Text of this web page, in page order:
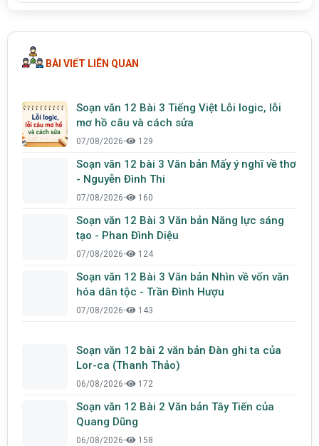
BÀI VIẾT LIÊN QUAN
Soạn văn 12 Bài 3 Tiếng Việt Lỗi logic, lỗi
mơ hồ câu và cách sửa
07/08/2026• 129
Soạn văn 12 bài 3 Văn bản Mấy ý nghĩ về thơ
- Nguyễn Đình Thi
07/08/2026• 160
Soạn văn 12 Bài 3 Văn bản Năng lực sáng
tạo - Phan Đình Diệu
07/08/2026• 124
Soạn văn 12 Bài 3 Văn bản Nhìn về vốn văn
hóa dân tộc - Trần Đình Hượu
07/08/2026• 143
Soạn văn 12 bài 2 văn bản Đàn ghi ta của
Lor-ca (Thanh Thảo)
06/08/2026• 172
Soạn văn 12 Bài 2 Văn bản Tây Tiến của
Quang Dũng
06/08/2026• 158